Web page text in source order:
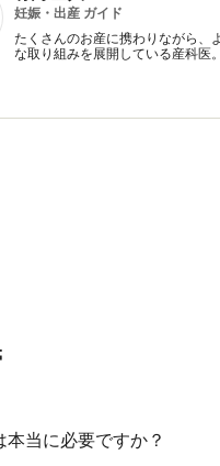
妊娠・出産 ガイド
たくさんのお産に携わりながら、
な取り組みを展開している産科医
本当に必要ですか？